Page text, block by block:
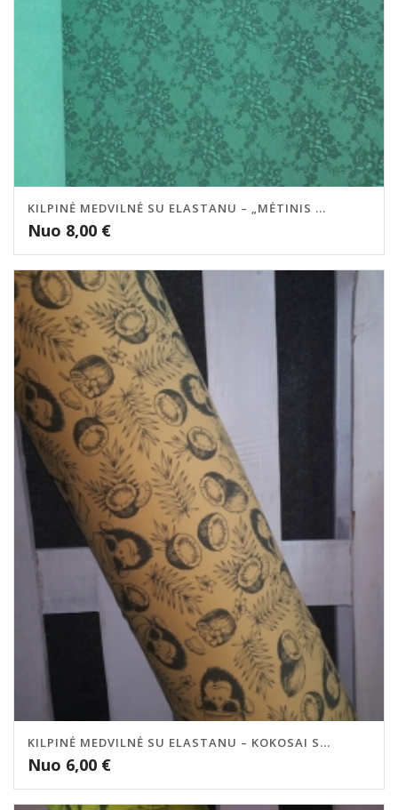
KILPINĖ MEDVILNĖ SU ELASTANU – „MĖTINIS ...
Nuo 8,00 €
KILPINĖ MEDVILNĖ SU ELASTANU – KOKOSAI S...
Nuo 6,00 €